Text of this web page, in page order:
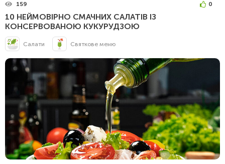
159 0
10 НЕЙМОВІРНО СМАЧНИХ САЛАТІВ ІЗ
КОНСЕРВОВАНОЮ КУКУРУДЗОЮ
Салати Святкове меню